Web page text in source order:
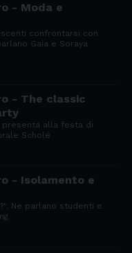
- Moda e
confrontarsi con
Gaia e Soraya
- The classic
alla festa di
Scholé
- Isolamento e
Ne parlano studenti e